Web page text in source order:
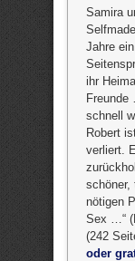
Samira
Jahre
ihr
schnell
Robert
verliert.
schöner,
nötigen
Sex …“
(242
oder